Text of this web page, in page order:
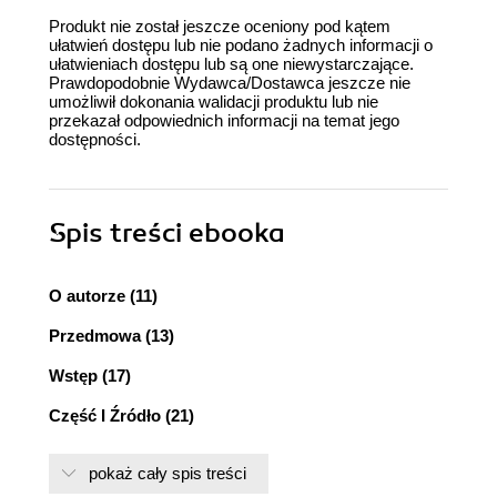
Produkt nie został jeszcze oceniony pod kątem
ułatwień dostępu lub nie podano żadnych informacji o
ułatwieniach dostępu lub są one niewystarczające.
Prawdopodobnie Wydawca/Dostawca jeszcze nie
umożliwił dokonania walidacji produktu lub nie
przekazał odpowiednich informacji na temat jego
dostępności.
Spis treści ebooka
O autorze (11)
Przedmowa (13)
Wstęp (17)
Część I Źródło (21)
Potrzeba losowości (24)
pokaż cały spis treści